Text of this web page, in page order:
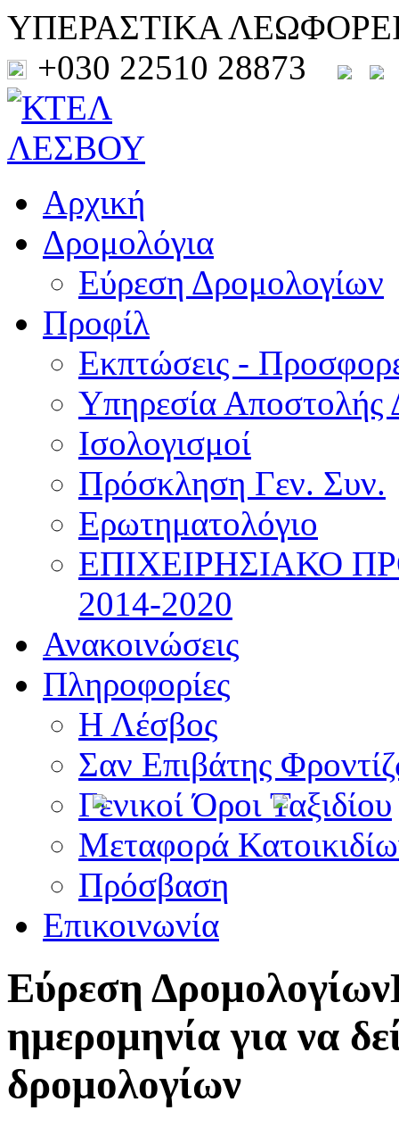
ΥΠΕΡΑΣΤΙΚΑ
+030 22510 28873
Αρχική
Δρομολόγια
Εύρεση Δρομολογίων
Προφίλ
Εκπτώσεις -
Υπηρεσία Αποστολής
Ισολογισμοί
Πρόσκληση Γεν. Συν.
Ερωτηματολόγιο
ΕΠΙΧΕΙΡΗΣΙΑΚΟ
2014-2020
Ανακοινώσεις
Πληροφορίες
Η Λέσβος
Σαν Επιβάτης
Γενικοί Όροι Ταξιδίου
Μεταφορά
Πρόσβαση
Επικοινωνία
Εύρεση Δρομολογίων
ημερομηνία για να
δρομολογίων